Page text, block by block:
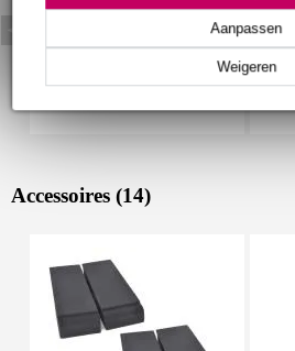
Weigeren
Aanpassen
Accessoires (14)